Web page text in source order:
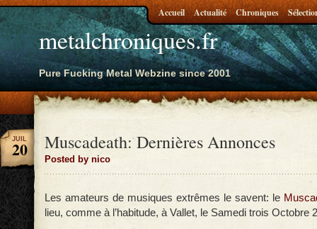
metalchroniques.fr
Pure Fucking Metal Webzine since 2001
Accueil Actualité Chroniques
Muscadeath: Dernières Annonces
Posted by nico
JUIL
20
Les amateurs de musiques extrêmes le savent: le
lieu, comme à l’habitude, à Vallet, le Samedi trois Octobre